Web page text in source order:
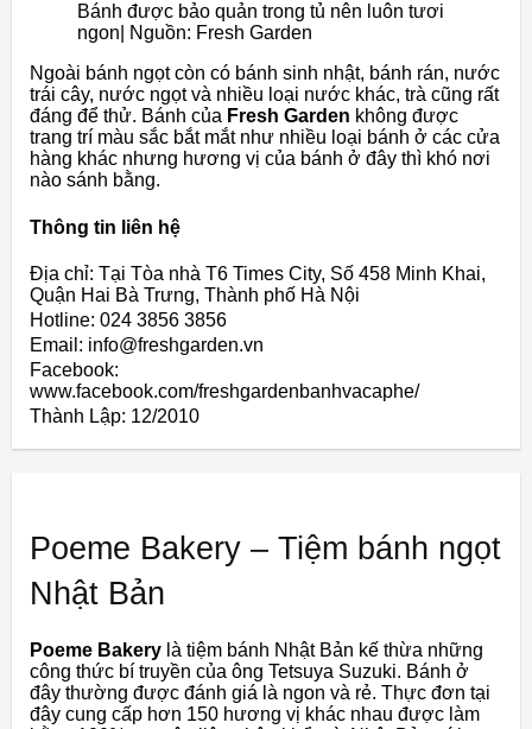
Bánh được bảo quản trong tủ nên luôn tươi
ngon| Nguồn: Fresh Garden
Ngoài bánh ngọt còn có bánh sinh nhật, bánh rán, nước
trái cây, nước ngọt và nhiều loại nước khác, trà cũng rất
đáng để thử. Bánh của Fresh Garden không được
trang trí màu sắc bắt mắt như nhiều loại bánh ở các cửa
hàng khác nhưng hương vị của bánh ở đây thì khó nơi
nào sánh bằng.
Thông tin liên hệ
Địa chỉ: Tại Tòa nhà T6 Times City, Số 458 Minh Khai,
Quận Hai Bà Trưng, Thành phố Hà Nội
Hotline: 024 3856 3856
Email: info@freshgarden.vn
Facebook:
www.facebook.com/freshgardenbanhvacaphe/
Thành Lập: 12/2010
Poeme Bakery – Tiệm bánh ngọt
Nhật Bản
Poeme Bakery là tiệm bánh Nhật Bản kế thừa những
công thức bí truyền của ông Tetsuya Suzuki. Bánh ở
đây thường được đánh giá là ngon và rẻ. Thực đơn tại
đây cung cấp hơn 150 hương vị khác nhau được làm